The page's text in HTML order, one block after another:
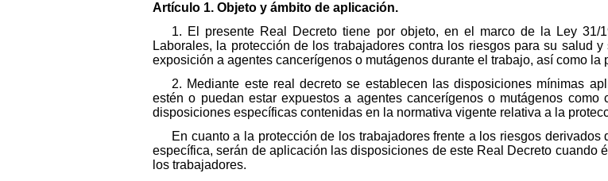
Artículo 1. Objeto y ámbito de aplicación.
1. El presente Real Decreto tiene por objeto, en el marco de la Ley
Laborales, la protección de los trabajadores contra los riesgos para su salud
exposición a agentes cancerígenos o mutágenos durante el trabajo, así como la
2. Mediante este real decreto se establecen las disposiciones mínimas
estén o puedan estar expuestos a agentes cancerígenos o mutágenos
disposiciones específicas contenidas en la normativa vigente relativa a la
En cuanto a la protección de los trabajadores frente a los riesgos
específica, serán de aplicación las disposiciones de este Real Decreto cuando
los trabajadores.